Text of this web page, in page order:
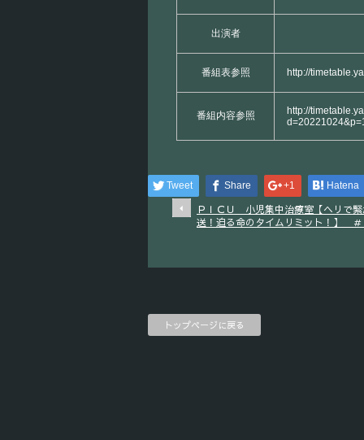
出演者
番組表参照 http://
番組内容参照
http://
Tweet Share +1 Hatena
ＰＩＣＵ 小児集中治療室【ヘリで
送！迫る命のタイムリミット！】 ＃
トップページに戻る